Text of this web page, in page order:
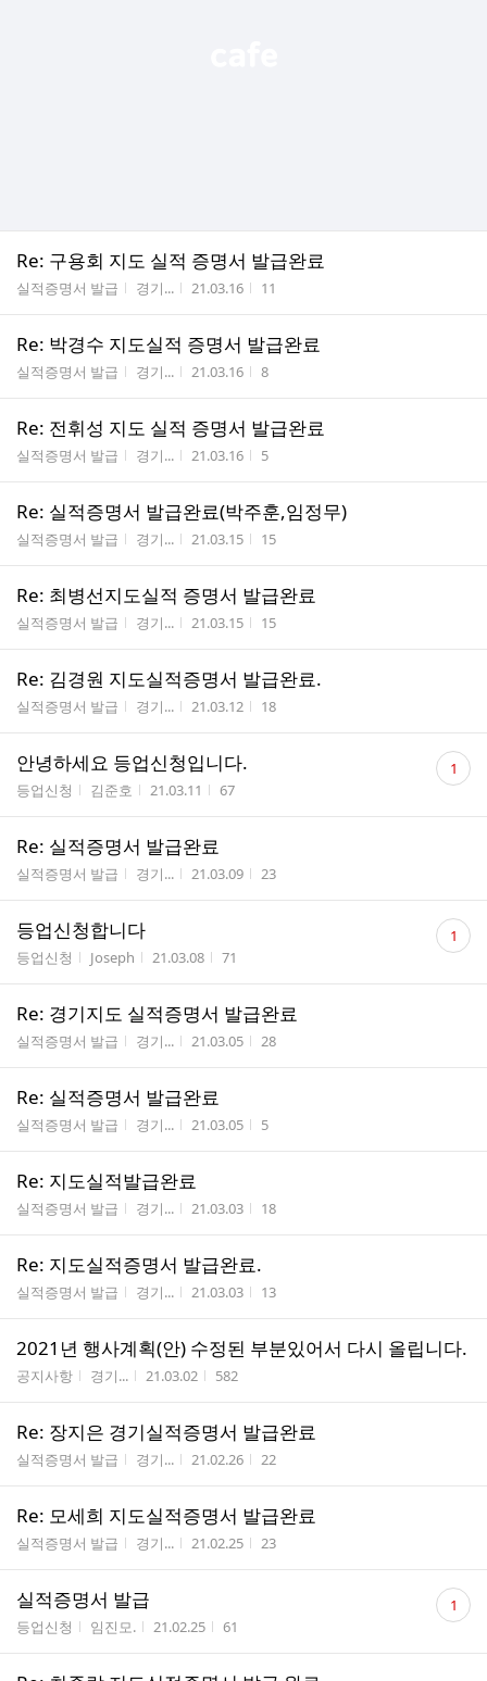
Re: 구용회 지도 실적 증명서 발급완료
게시판명
실적증명서 발급 작성자
경기... 작성시간
21.03.16 조회수
11
Re: 박경수 지도실적 증명서 발급완료
게시판명
실적증명서 발급 작성자
경기... 작성시간
21.03.16 조회수
8
Re: 전휘성 지도 실적 증명서 발급완료
게시판명
실적증명서 발급 작성자
경기... 작성시간
21.03.16 조회수
5
Re: 실적증명서 발급완료(박주훈,임정무)
게시판명
실적증명서 발급 작성자
경기... 작성시간
21.03.15 조회수
15
Re: 최병선지도실적 증명서 발급완료
게시판명
실적증명서 발급 작성자
경기... 작성시간
21.03.15 조회수
15
Re: 김경원 지도실적증명서 발급완료.
게시판명
실적증명서 발급 작성자
경기... 작성시간
21.03.12 조회수
18
안녕하세요 등업신청입니다.
게시판명
등업신청 작성자
김준호 작성시간
21.03.11 조회수
67
댓
글 1
Re: 실적증명서 발급완료
게시판명
실적증명서 발급 작성자
경기... 작성시간
21.03.09 조회수
23
등업신청합니다
게시판명
등업신청 작성자
Joseph 작성시간
21.03.08 조회수
71
댓
글 1
Re: 경기지도 실적증명서 발급완료
게시판명
실적증명서 발급 작성자
경기... 작성시간
21.03.05 조회수
28
Re: 실적증명서 발급완료
게시판명
실적증명서 발급 작성자
경기... 작성시간
21.03.05 조회수
5
Re: 지도실적발급완료
게시판명
실적증명서 발급 작성자
경기... 작성시간
21.03.03 조회수
18
Re: 지도실적증명서 발급완료.
게시판명
실적증명서 발급 작성자
경기... 작성시간
21.03.03 조회수
13
2021년 행사계획(안) 수정된 부분있어서 다시 올립니다.
게시판명
공지사항 작성자
경기... 작성시간
21.03.02 조회수
582
Re: 장지은 경기실적증명서 발급완료
게시판명
실적증명서 발급 작성자
경기... 작성시간
21.02.26 조회수
22
Re: 모세희 지도실적증명서 발급완료
게시판명
실적증명서 발급 작성자
경기... 작성시간
21.02.25 조회수
23
실적증명서 발급
게시판명
등업신청 작성자
임진모. 작성시간
21.02.25 조회수
61
댓
글 1